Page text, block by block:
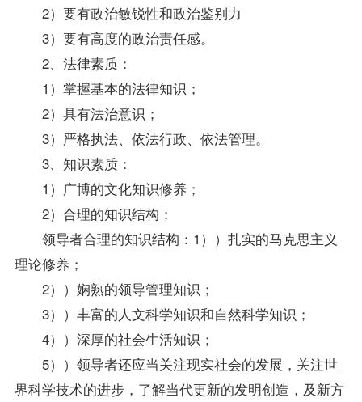
2）要有政治敏锐性和政治鉴别力
3）要有高度的政治责任感。
2、法律素质：
1）掌握基本的法律知识；
2）具有法治意识；
3）严格执法、依法行政、依法管理。
3、知识素质：
1）广博的文化知识修养；
2）合理的知识结构；
领导者合理的知识结构：1））扎实的马克思主义
理论修养；
2））娴熟的领导管理知识；
3））丰富的人文科学知识和自然科学知识；
4））深厚的社会生活知识；
5））领导者还应当关注现实社会的发展，关注世
界科学技术的进步，了解当代更新的发明创造，及新方